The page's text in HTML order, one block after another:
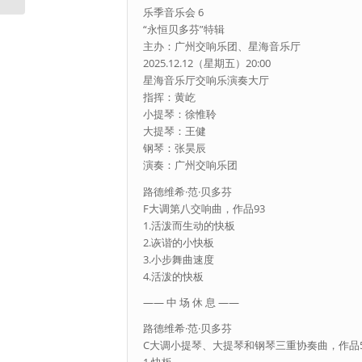
乐季音乐会 6
“永恒贝多芬”特辑
主办：广州交响乐团、星海音乐厅
2025.12.12（星期五）20:00
星海音乐厅交响乐演奏大厅
指挥：黄屹
小提琴：徐惟聆
大提琴：王健
钢琴：张昊辰
演奏：广州交响乐团
路德维希·范·贝多芬
F大调第八交响曲，作品93
1.活泼而生动的快板
2.诙谐的小快板
3.小步舞曲速度
4.活泼的快板
—— 中 场 休 息 ——
路德维希·范·贝多芬
C大调小提琴、大提琴和钢琴三重协奏曲，作品